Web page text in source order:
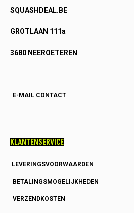
SQUASHDEAL.BE
GROTLAAN 111a
3680 NEEROETEREN
E-MAIL CONTACT
KLANTENSERVICE
LEVERINGSVOORWAARDEN
BETALINGSMOGELIJKHEDEN
VERZENDKOSTEN